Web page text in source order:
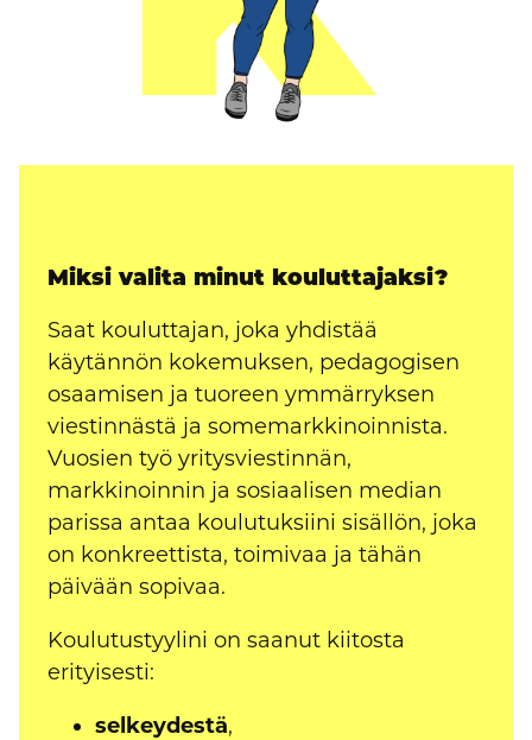
Miksi valita minut kouluttajaksi?
Saat kouluttajan, joka yhdistää
käytännön kokemuksen, pedagogisen
osaamisen ja tuoreen ymmärryksen
viestinnästä ja somemarkkinoinnista.
Vuosien työ yritysviestinnän,
markkinoinnin ja sosiaalisen median
parissa antaa koulutuksiini sisällön, joka
on konkreettista, toimivaa ja tähän
päivään sopivaa.
Koulutustyylini on saanut kiitosta
erityisesti:
selkeydestä,